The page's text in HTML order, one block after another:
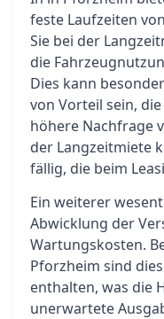
feste Laufzeiten
Sie bei der
die
Dies kann
von Vorteil sein,
höhere Nachfrage
der Langzeitmiete
fällig, die beim
Ein weiterer
Abwicklung der
Wartungskosten.
Pforzheim sind
enthalten, was die
unerwartete